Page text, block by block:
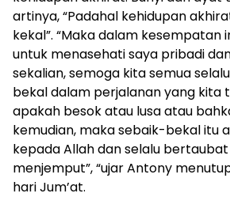
artinya, “Padahal kehidupan
kekal”. “Maka dalam kesempatan
untuk menasehati saya pribadi
sekalian, semoga kita semua
bekal dalam perjalanan yang kita
apakah besok atau lusa atau
kemudian, maka sebaik-bekal itu
kepada Allah dan selalu
menjemput”, “ujar Antony
hari Jum’at.